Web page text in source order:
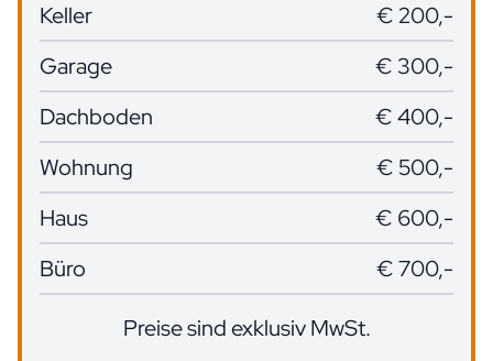
Keller
€ 200,-
Garage
€ 300,-
Dachboden
€ 400,-
Wohnung
€ 500,-
Haus
€ 600,-
Büro
€ 700,-
Preise sind exklusiv MwSt.